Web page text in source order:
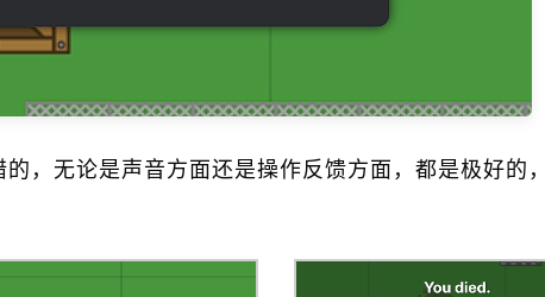
，无论是声音方面还是操作反馈方面，都是极好的